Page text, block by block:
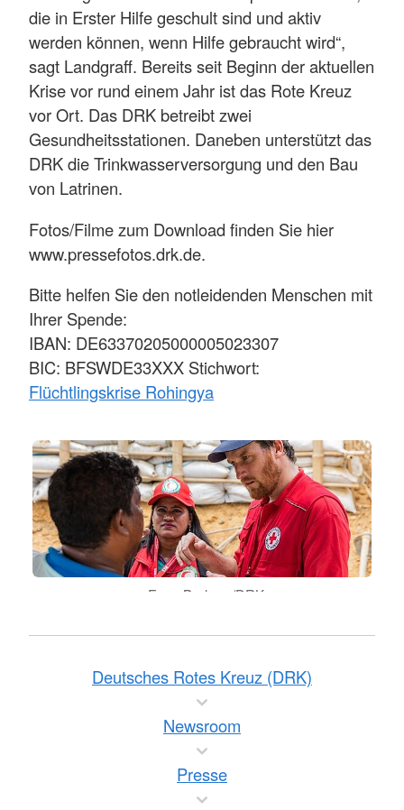
die in Erster Hilfe geschult sind und aktiv
werden können, wenn Hilfe gebraucht wird“,
sagt Landgraff. Bereits seit Beginn der aktuellen
Krise vor rund einem Jahr ist das Rote Kreuz
vor Ort. Das DRK betreibt zwei
Gesundheitsstationen. Daneben unterstützt das
DRK die Trinkwasserversorgung und den Bau
von Latrinen.
Fotos/Filme zum Download finden Sie hier
www.pressefotos.drk.de.
Bitte helfen Sie den notleidenden Menschen mit
Ihrer Spende:
IBAN: DE63370205000005023307
BIC: BFSWDE33XXX Stichwort:
Flüchtlingskrise Rohingya
Foto: Breloer /DRK
Deutsches Rotes Kreuz (DRK)
Newsroom
Presse